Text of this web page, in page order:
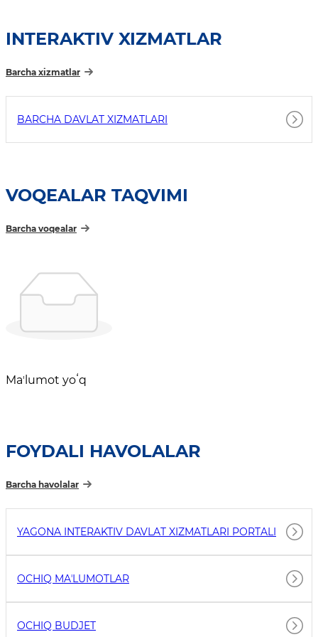
INTERAKTIV XIZMATLAR
Barcha xizmatlar
BARCHA DAVLAT XIZMATLARI
VOQEALAR TAQVIMI
Barcha voqealar
Maʼlumot yoʻq
FOYDALI HAVOLALAR
Barcha havolalar
YAGONA INTERAKTIV DAVLAT XIZMATLARI PORTALI
OCHIQ MAʼLUMOTLAR
OCHIQ BUDJET